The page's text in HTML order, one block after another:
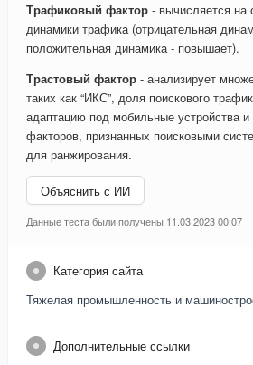
Трафиковый фактор - вычисляется на
динамики трафика (отрицательная
положительная динамика - повышает).
Трастовый фактор - анализирует
таких как “ИКС”, доля поискового
адаптацию под мобильные устройства
факторов, признанных поисковыми
для ранжирования.
Объяснить с ИИ
Данные теста были получены 11.03.2023 00:07
Категория сайта
Тяжелая промышленность и
Дополнительные ссылки